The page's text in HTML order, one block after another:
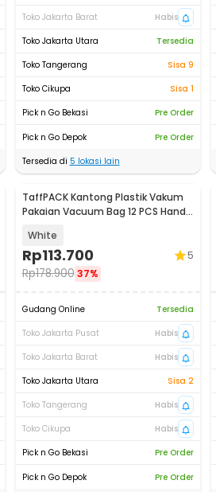
Toko Jakarta Barat
Habis
Toko Jakarta Utara
Tersedia
Toko Tangerang
Sisa 9
Toko Cikupa
Sisa 1
Pick n Go Bekasi
Pre Order
Pick n Go Depok
Pre Order
Tersedia di 5 lokasi lain
TaffPACK Kantong Plastik Vakum
Pakaian Vacuum Bag 12 PCS Hand
White
Rp113.700
Rp178.900 37%
5
Gudang Online
Tersedia
Toko Jakarta Pusat
Habis
Toko Jakarta Barat
Habis
Toko Jakarta Utara
Sisa 2
Toko Tangerang
Habis
Toko Cikupa
Habis
Pick n Go Bekasi
Pre Order
Pick n Go Depok Pre Order